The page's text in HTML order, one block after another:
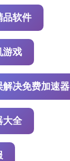
品软件
游戏
决免费加速器
大全